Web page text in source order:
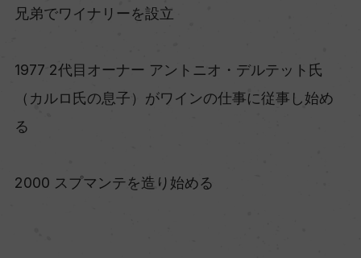
兄弟でワイナリーを設立
1977 2代目オーナー アントニオ・デルテット氏
（カルロ氏の息子）がワインの仕事に従事し始め
る
2000 スプマンテを造り始める